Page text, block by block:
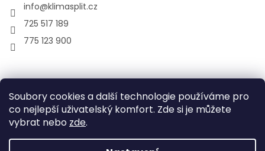
Soubory cookies a další technologie používáme pro
co nejlepší uživatelský komfort. Zde si je můžete
vybrat nebo zde.
info@klimasplit.cz
725 517 189
775 123 900
air-cool
Vytvořil Shoptet